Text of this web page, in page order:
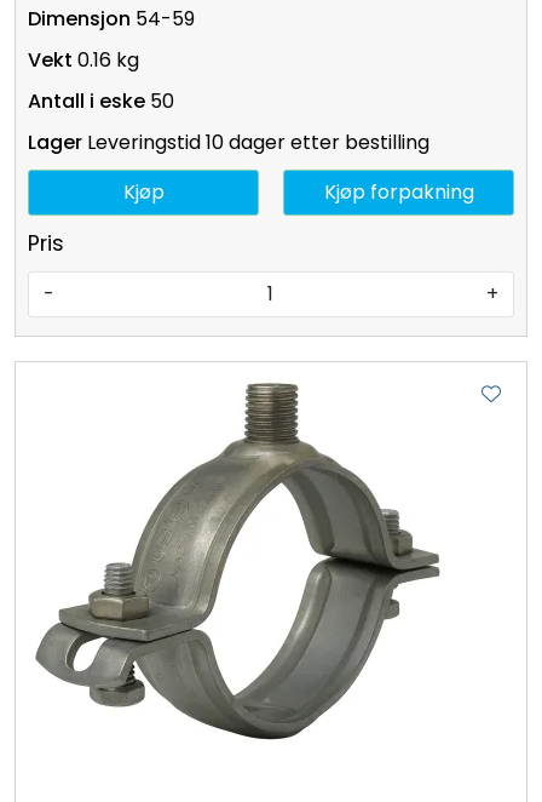
54-59
0.16 kg
50
Leveringstid 10 dager etter bestilling
Pris
- +
Kjøp Kjøp forpakning